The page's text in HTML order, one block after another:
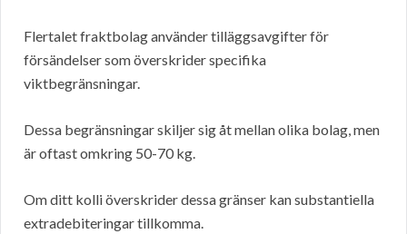
Flertalet fraktbolag använder tilläggsavgifter för
försändelser som överskrider specifika
viktbegränsningar.
Dessa begränsningar skiljer sig åt mellan olika bolag, men
är oftast omkring 50-70 kg.
Om ditt kolli överskrider dessa gränser kan substantiella
extradebiteringar tillkomma.